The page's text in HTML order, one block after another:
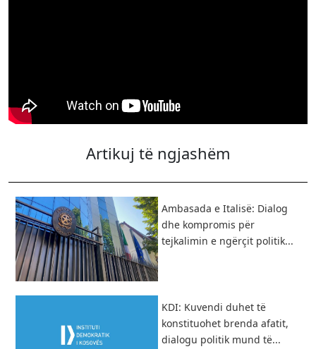
Artikuj të ngjashëm
Ambasada e Italisë: Dialog
dhe kompromis për
tejkalimin e ngërçit politik...
KDI: Kuvendi duhet të
konstituohet brenda afatit,
dialogu politik mund të...